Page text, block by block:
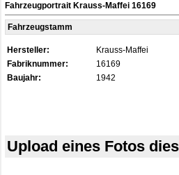
Fahrzeugportrait Krauss-Maffei 16169
Fahrzeugstamm
Hersteller:
Krauss-Maffei
Fabriknummer:
16169
Baujahr:
1942
Upload eines Fotos